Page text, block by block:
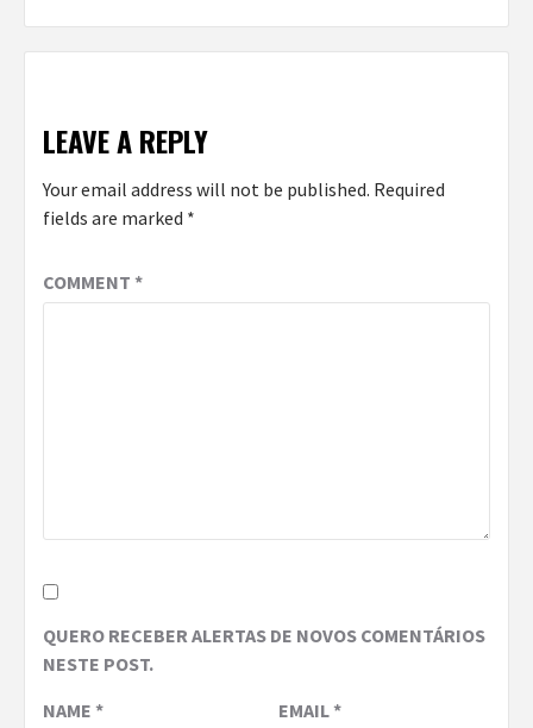
LEAVE A REPLY
Your email address will not be published. Required
fields are marked *
COMMENT *
QUERO RECEBER ALERTAS DE NOVOS COMENTÁRIOS
NESTE POST.
NAME * EMAIL*